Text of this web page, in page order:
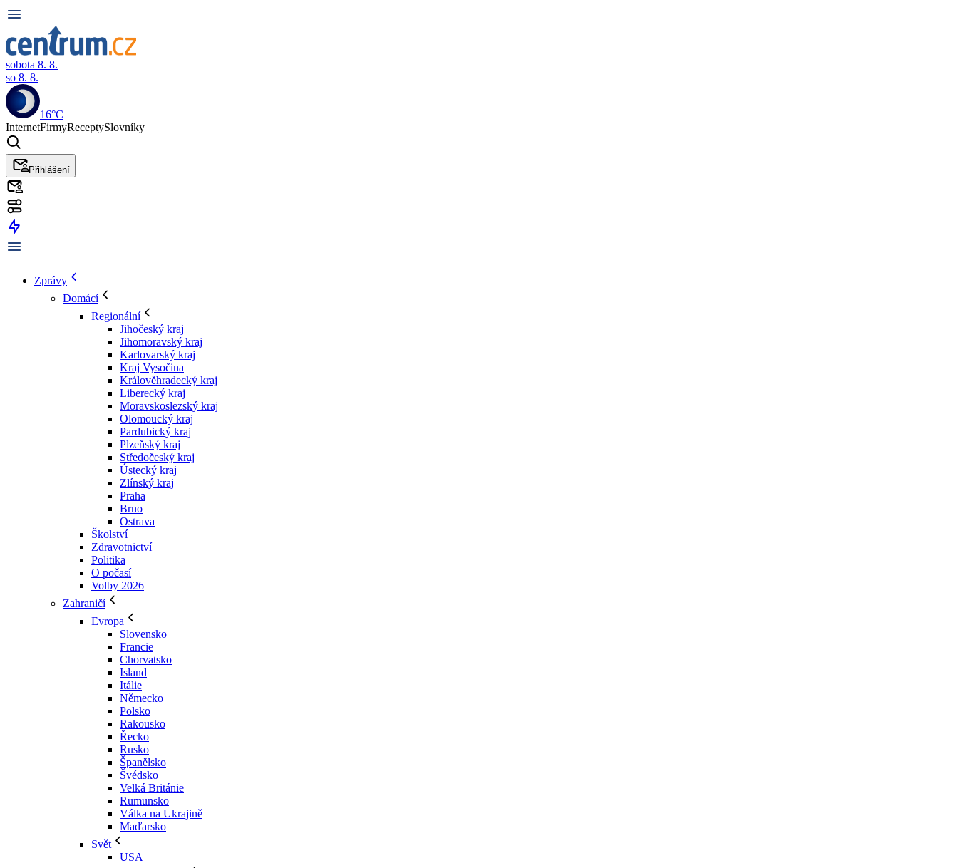
sobota 8. 8.
so 8. 8.
16°C
InternetFirmyReceptySlovníky
Přihlášení
Zprávy
Domácí
Regionální
Jihočeský kraj
Jihomoravský kraj
Karlovarský kraj
Kraj Vysočina
Králověhradecký kraj
Liberecký kraj
Moravskoslezský kraj
Olomoucký kraj
Pardubický kraj
Plzeňský kraj
Středočeský kraj
Ústecký kraj
Zlínský kraj
Praha
Brno
Ostrava
Školství
Zdravotnictví
Politika
O počasí
Volby 2026
Zahraničí
Evropa
Slovensko
Francie
Chorvatsko
Island
Itálie
Německo
Polsko
Rakousko
Řecko
Rusko
Španělsko
Švédsko
Velká Británie
Rumunsko
Válka na Ukrajině
Maďarsko
Svět
USA